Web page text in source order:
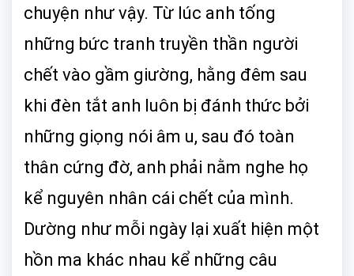
chuyện như vậy. Từ lúc anh tống
những bức tranh truyền thần người
chết vào gầm giường, hằng đêm sau
khi đèn tắt anh luôn bị đánh thức bởi
những giọng nói âm u, sau đó toàn
thân cứng đờ, anh phải nằm nghe họ
kể nguyên nhân cái chết của mình.
Dường như mỗi ngày lại xuất hiện một
hồn ma khác nhau kể những câu